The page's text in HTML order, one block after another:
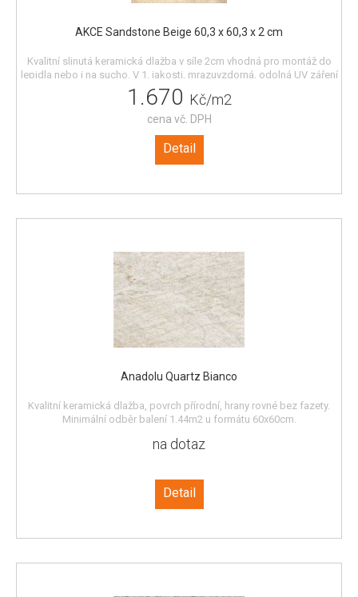
AKCE Sandstone Beige 60,3 x 60,3 x 2 cm
Kvalitní slinutá keramická dlažba v síle 2cm vhodná pro montáž do
lepidla nebo i na sucho. V 1. jakosti, mrazuvzdorná, odolná UV záření
a tedy barevně stála. Dlažba není rektifikovaná, je kalibrovaná (tj.
tříděná dle velikosti v jednom kalibru, s určitou tolerancí). Odběr po
balení a 0,73m2. Barva je béžová s jemnou kresbou. Povrch R11.
a mteriál k odběru v Dymokurech Objednávku lze provést na email
info@kamen-donat.cz nebo telefonicky na 604 500 400. Dopravu Vám
1.670 Kč/m2
cena vč. DPH
Detail
Anadolu Quartz Bianco
Kvalitní keramická dlažba, povrch přírodní, hrany rovné bez fazety.
Minimální odběr balení 1,44m2 u formátu 60x60cm.
na dotaz
Detail